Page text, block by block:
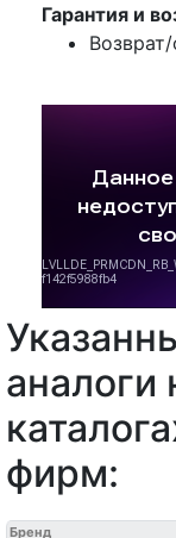
Гарантия и
аналоги
фирм:
Бренд